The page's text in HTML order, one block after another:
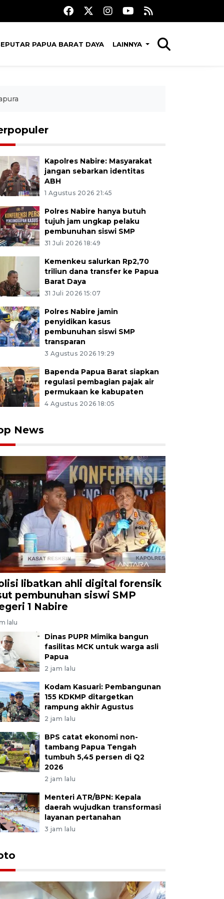
PAPUA BARAT DAYA LAINNYA
Kapolres Nabire: Masyarakat
jangan sebarkan identitas
ABH
1 Agustus 2026 21:45
Polres Nabire hanya butuh
tujuh jam ungkap pelaku
pembunuhan siswi SMP
31 Juli 2026 18:49
Kemenkeu salurkan Rp2,70
triliun dana transfer ke Papua
Barat Daya
31 Juli 2026 15:07
Polres Nabire jamin
penyidikan kasus
pembunuhan siswi SMP
transparan
3 Agustus 2026 19:29
Bapenda Papua Barat siapkan
regulasi pembagian pajak air
permukaan ke kabupaten
4 Agustus 2026 18:05
News
libatkan ahli digital forensik
pembunuhan siswi SMP
1 Nabire
lalu
Dinas PUPR Mimika bangun
fasilitas MCK untuk warga asli
Papua
2 jam lalu
Kodam Kasuari: Pembangunan
155 KDKMP ditargetkan
rampung akhir Agustus
2 jam lalu
BPS catat ekonomi non-
tambang Papua Tengah
tumbuh 5,45 persen di Q2
2026
2 jam lalu
Menteri ATR/BPN: Kepala
daerah wujudkan transformasi
layanan pertanahan
3 jam lalu